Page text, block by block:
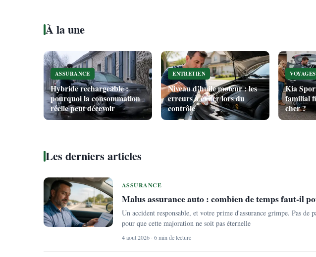
À la une
ASSURANCE
Hybride rechargeable :
pourquoi la consommation
réelle peut décevoir
ENTRETIEN
Niveau d’huile moteur : les
erreurs à éviter lors du
contrôle
VOYAGES
Kia
familial
cher ?
Les derniers articles
ASSURANCE
Malus assurance auto : combien de temps faut-il
Un accident responsable, et votre prime d'assurance grimpe. Pas de
pour que cette majoration ne soit pas éternelle
4 août 2026 · 6 min de lecture